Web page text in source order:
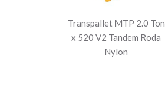
Transpallet MTP 2.0 Ton
x 520 V2 Tandem Roda
Nylon